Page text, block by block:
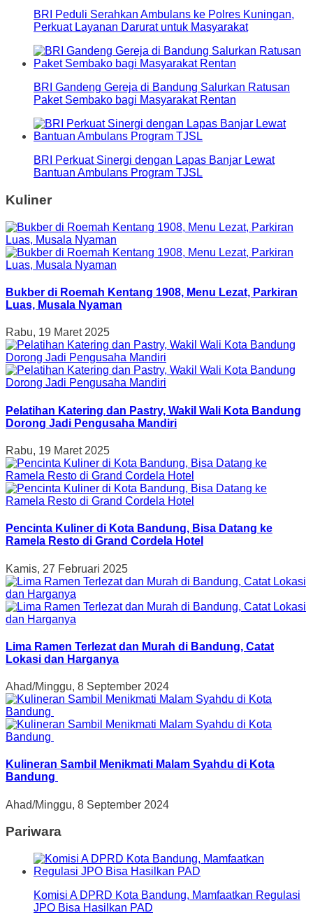
BRI Peduli Serahkan Ambulans ke Polres Kuningan,
Perkuat Layanan Darurat untuk Masyarakat
BRI Gandeng Gereja di Bandung Salurkan Ratusan
Paket Sembako bagi Masyarakat Rentan
BRI Perkuat Sinergi dengan Lapas Banjar Lewat
Bantuan Ambulans Program TJSL
Kuliner
Bukber di Roemah Kentang 1908, Menu Lezat, Parkiran
Luas, Musala Nyaman
Rabu, 19 Maret 2025
Pelatihan Katering dan Pastry, Wakil Wali Kota Bandung
Dorong Jadi Pengusaha Mandiri
Rabu, 19 Maret 2025
Pencinta Kuliner di Kota Bandung, Bisa Datang ke
Ramela Resto di Grand Cordela Hotel
Kamis, 27 Februari 2025
Lima Ramen Terlezat dan Murah di Bandung, Catat
Lokasi dan Harganya
Ahad/Minggu, 8 September 2024
Kulineran Sambil Menikmati Malam Syahdu di Kota
Bandung
Ahad/Minggu, 8 September 2024
Pariwara
Komisi A DPRD Kota Bandung, Mamfaatkan Regulasi
JPO Bisa Hasilkan PAD